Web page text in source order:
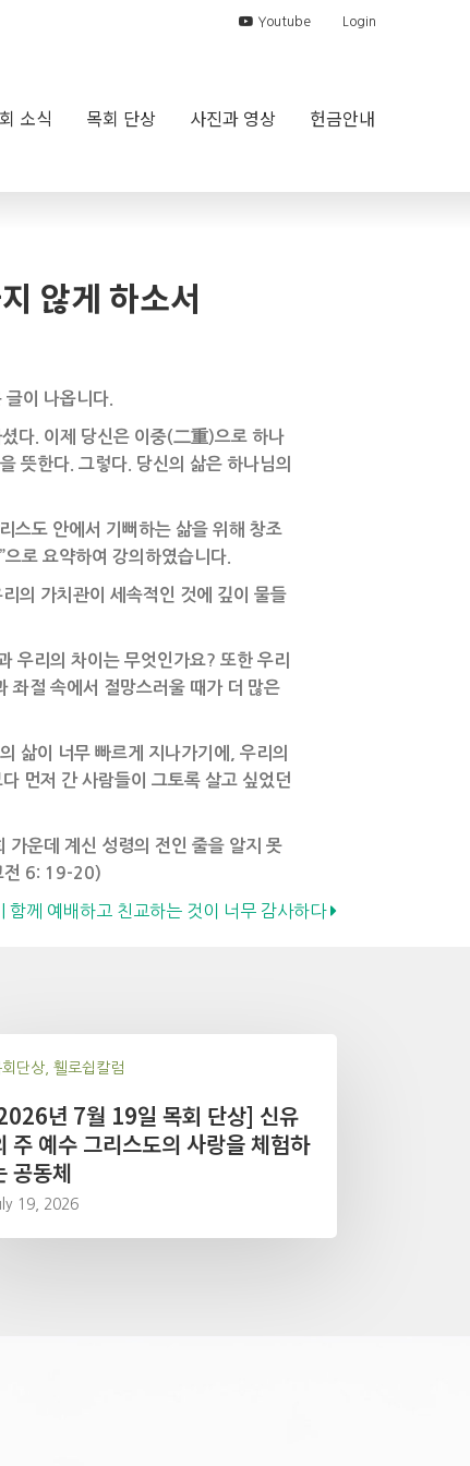
Youtube Login
소식 목회 단상 사진과 영상 헌금안내
않게 하소서
이 나옵니다.
다. 이제 당신은 이중(二重)으로 하나
뜻한다. 그렇다. 당신의 삶은 하나님의
스도 안에서 기뻐하는 삶을 위해 창조
로 요약하여 강의하였습니다.
의 가치관이 세속적인 것에 깊이 물들
우리의 차이는 무엇인가요? 또한 우리
좌절 속에서 절망스러울 때가 더 많은
삶이 너무 빠르게 지나가기에, 우리의
먼저 간 사람들이 그토록 살고 싶었던
가운데 계신 성령의 전인 줄을 알지 못
전 6: 19-20)
께 예배하고 친교하는 것이 너무 감사하다
단상, 휄로쉽칼럼
년 7월 19일 목회 단상] 신유
주 예수 그리스도의 사랑을 체험하
공동체
19, 2026